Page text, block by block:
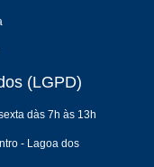
(LGPD)
dàs 7h às 13h
- Lagoa dos